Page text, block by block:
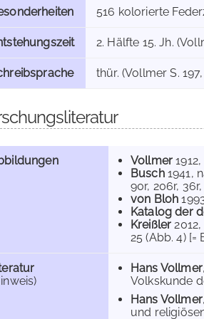
516 kolorierte
2. Hälfte 15. Jh.
thür. (Vollmer S.
Vollmer 1912,
Busch1941,
90r, 206r,
von Bloh
Katalog der
Kreißler 2012
25 (Abb. 4) [=
Hans Vollmer
Volkskunde
Hans Vollmer
und